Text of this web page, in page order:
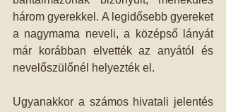
három gyerekkel. A legidősebb gyereket
a nagymama neveli, a középső lányát
már korábban elvették az anyától és
nevelőszülőnél helyezték el.
Ugyanakkor a számos hivatali jelentés